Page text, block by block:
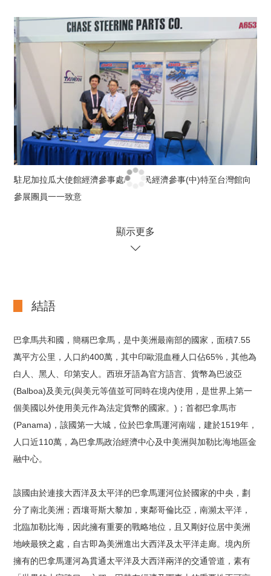
駐尼加拉瓜大使館經濟參事處/吳樹民經濟參事(中)特至台灣館向
參展團員一一致意
顯示更多
結語
巴拿馬共和國，簡稱巴拿馬，是中美洲最南部的國家，面積7.55
萬平方公里，人口約400萬，其中印歐混血種人口佔65%，其他為
白人、黑人、印第安人。西班牙語為官方語言、貨幣為巴波亞
(Balboa)及美元(與美元等值並可同時在境內使用，是世界上第一
個美國以外使用美元作為法定貨幣的國家。)；首都巴拿馬市
(Panama)，該國第一大城，位於巴拿馬運河南端，建於1519年，
人口近110萬，為巴拿馬政治經濟中心及中美洲與加勒比海地區金
融中心。
該國由於連接大西洋及太平洋的巴拿馬運河位於國家的中央，劃
分了南北美洲；西壤哥斯大黎加，東鄰哥倫比亞，南瀕太平洋，
北臨加勒比海，因此擁有重要的戰略地位，且又剛好位居中美洲
地峽最狹之處，自古即為美洲進出大西洋及太平洋走廊。境內所
擁有的巴拿馬運河為貫通太平洋及大西洋兩洋的交通管道，素有